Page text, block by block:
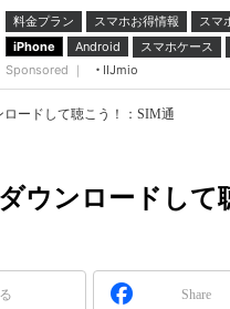
料金プラン スマホお得情報 スマ
iPhone
Android スマホケース
Sponsored ｜
IIJmio
ロードして聴こう！：SIM通
ウンロードして
Share